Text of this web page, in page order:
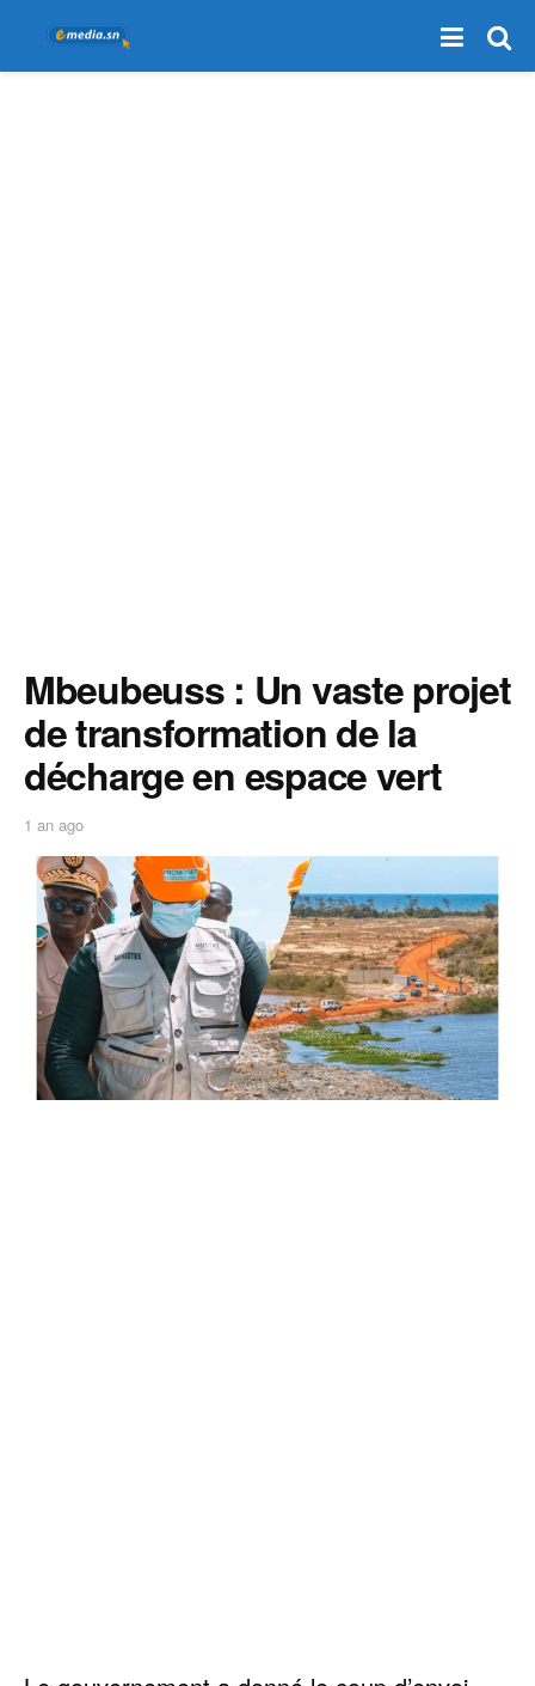
Mbeubeuss : Un vaste projet
de transformation de la
décharge en espace vert
1 an ago